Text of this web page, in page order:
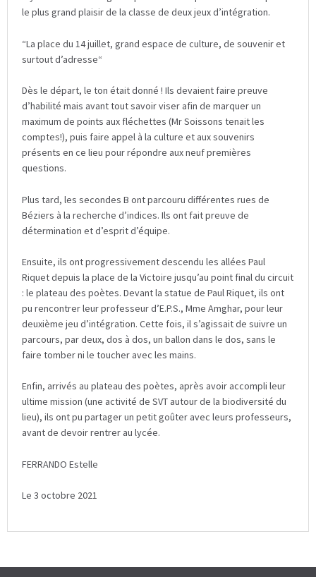
le plus grand plaisir de la classe de deux jeux d’intégration.
“La place du 14 juillet, grand espace de culture, de souvenir et
surtout d’adresse“
Dès le départ, le ton était donné ! Ils devaient faire preuve
d’habilité mais avant tout savoir viser afin de marquer un
maximum de points aux fléchettes (Mr Soissons tenait les
comptes!), puis faire appel à la culture et aux souvenirs
présents en ce lieu pour répondre aux neuf premières
questions.
Plus tard, les secondes B ont parcouru différentes rues de
Béziers à la recherche d’indices. Ils ont fait preuve de
détermination et d’esprit d’équipe.
Ensuite, ils ont progressivement descendu les allées Paul
Riquet depuis la place de la Victoire jusqu’au point final du circuit
: le plateau des poètes. Devant la statue de Paul Riquet, ils ont
pu rencontrer leur professeur d’E.P.S., Mme Amghar, pour leur
deuxième jeu d’intégration. Cette fois, il s’agissait de suivre un
parcours, par deux, dos à dos, un ballon dans le dos, sans le
faire tomber ni le toucher avec les mains.
Enfin, arrivés au plateau des poètes, après avoir accompli leur
ultime mission (une activité de SVT autour de la biodiversité du
lieu), ils ont pu partager un petit goûter avec leurs professeurs,
avant de devoir rentrer au lycée.
FERRANDO Estelle
Le 3 octobre 2021